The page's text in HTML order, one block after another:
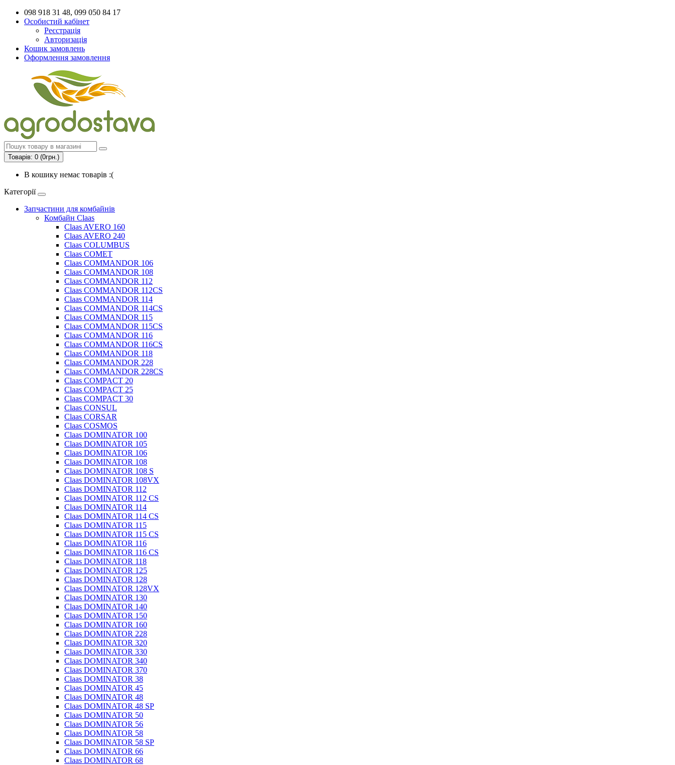
098 918 31 48, 099 050 84 17
Особистий кабінет
Реєстрація
Авторизація
Кошик замовлень
Оформлення замовлення
Товарів: 0 (0грн.)
В кошику немає товарів :(
Категорії
Запчастини для комбайнів
Комбайн Claas
Claas AVERO 160
Claas AVERO 240
Claas COLUMBUS
Claas COMET
Claas COMMANDOR 106
Claas COMMANDOR 108
Claas COMMANDOR 112
Claas COMMANDOR 112CS
Claas COMMANDOR 114
Claas COMMANDOR 114CS
Claas COMMANDOR 115
Claas COMMANDOR 115CS
Claas COMMANDOR 116
Claas COMMANDOR 116CS
Claas COMMANDOR 118
Claas COMMANDOR 228
Claas COMMANDOR 228CS
Claas COMPACT 20
Claas COMPACT 25
Claas COMPACT 30
Claas CONSUL
Claas CORSAR
Claas COSMOS
Claas DOMINATOR 100
Claas DOMINATOR 105
Claas DOMINATOR 106
Claas DOMINATOR 108
Claas DOMINATOR 108 S
Claas DOMINATOR 108VX
Claas DOMINATOR 112
Claas DOMINATOR 112 CS
Claas DOMINATOR 114
Claas DOMINATOR 114 CS
Claas DOMINATOR 115
Claas DOMINATOR 115 CS
Claas DOMINATOR 116
Claas DOMINATOR 116 CS
Claas DOMINATOR 118
Claas DOMINATOR 125
Claas DOMINATOR 128
Claas DOMINATOR 128VX
Claas DOMINATOR 130
Claas DOMINATOR 140
Claas DOMINATOR 150
Claas DOMINATOR 160
Claas DOMINATOR 228
Claas DOMINATOR 320
Claas DOMINATOR 330
Claas DOMINATOR 340
Claas DOMINATOR 370
Claas DOMINATOR 38
Claas DOMINATOR 45
Claas DOMINATOR 48
Claas DOMINATOR 48 SP
Claas DOMINATOR 50
Claas DOMINATOR 56
Claas DOMINATOR 58
Claas DOMINATOR 58 SP
Claas DOMINATOR 66
Claas DOMINATOR 68